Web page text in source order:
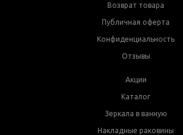
Возврат товара
Публичная оферта
Конфиденциальность
Отзывы
Акции
Каталог
Зеркала в ванную
Накладные раковины